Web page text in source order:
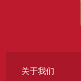
关于我们